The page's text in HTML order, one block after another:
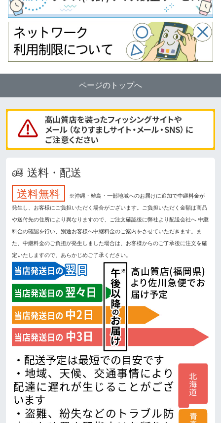
ページのトップへ
送料・配送
送料無料
※沖縄・離島・一部地域へのお届けに追加で中継料金が
発生し、お客様にご負担いただく場合がございます。ご負担いただく金額は商品
や送付先の住所により異なりますので、ご注文確認後に弊社より配送会社へ 中継
料金の確認を行い、別途お客様へ中継料金のご案内をさせていただきます。ま
た、中継料金のご負担が発生しました場合は、お客様からのご了承後に注文を確
定いたしますので、あらかじめご了承ください。